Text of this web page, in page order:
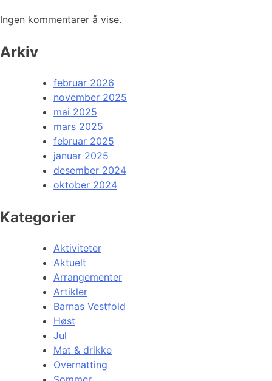
Ingen kommentarer å vise.
Arkiv
februar 2026
november 2025
mai 2025
mars 2025
februar 2025
januar 2025
desember 2024
oktober 2024
Kategorier
Aktiviteter
Aktuelt
Arrangementer
Artikler
Barnas Vestfold
Høst
Jul
Mat & drikke
Overnatting